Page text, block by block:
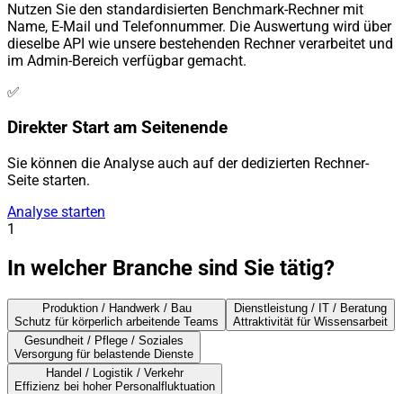
Nutzen Sie den standardisierten Benchmark-Rechner mit
Name, E-Mail und Telefonnummer. Die Auswertung wird über
dieselbe API wie unsere bestehenden Rechner verarbeitet und
im Admin-Bereich verfügbar gemacht.
✅
Direkter Start am Seitenende
Sie können die Analyse auch auf der dedizierten Rechner-
Seite starten.
Analyse starten
1
In welcher Branche sind Sie tätig?
Produktion / Handwerk / Bau
Schutz für körperlich arbeitende Teams
Dienstleistung / IT / Beratung
Attraktivität für Wissensarbeit
Gesundheit / Pflege / Soziales
Versorgung für belastende Dienste
Handel / Logistik / Verkehr
Effizienz bei hoher Personalfluktuation